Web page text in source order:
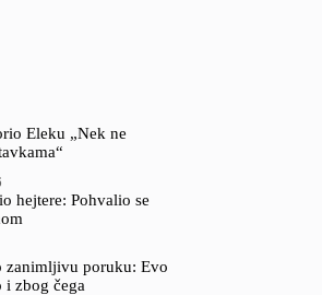
Eleku „Nek ne
hejtere: Pohvalio se
zanimljivu poruku: Evo
i zbog čega